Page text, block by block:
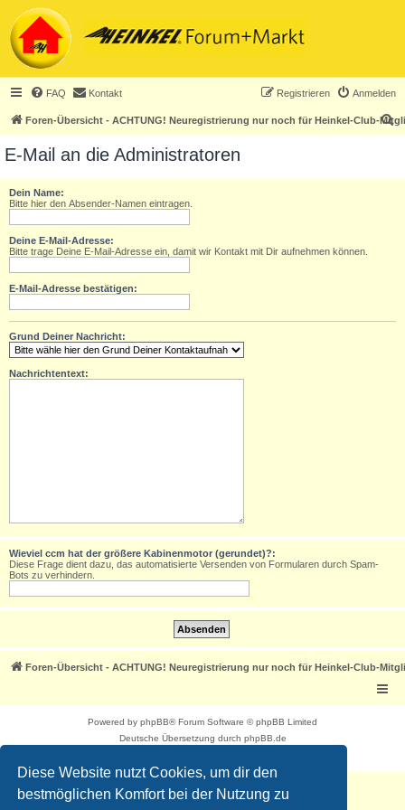
Diese Website nutzt Cookies, um dir den
bestmöglichen Komfort bei der Nutzung zu
FAQ Kontakt Anmelden
Registrieren
Foren-Übersicht - ACHTUNG! Neuregistrierung nur noch für Heinkel-Club-
S
E-Mail an die Administratoren
Dein Name:
Bitte hier den Absender-Namen eintragen.
Deine E-Mail-Adresse:
Bitte trage Deine E-Mail-Adresse ein, damit wir Kontakt mit Dir aufnehmen können.
E-Mail-Adresse bestätigen:
Grund Deiner Nachricht:
Nachrichtentext:
Wieviel ccm hat der größere Kabinenmotor (gerundet)?:
Diese Frage dient dazu, das automatisierte Versenden von Formularen durch Spam-
Bots zu verhindern.
Foren-Übersicht - ACHTUNG! Neuregistrierung nur noch für Heinkel-Club-
Powered by phpBB® Forum Software © phpBB Limited
Deutsche Übersetzung durch phpBB.de